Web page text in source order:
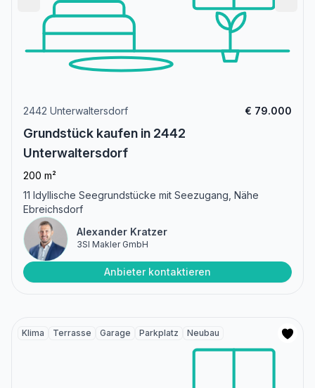
2442 Unterwaltersdorf € 79.000
Grundstück kaufen in 2442
Unterwaltersdorf
200 m²
11 Idyllische Seegrundstücke mit Seezugang, Nähe
Ebreichsdorf
Alexander Kratzer
3SI Makler GmbH
Anbieter kontaktieren
Klima Terrasse Garage Parkplatz Neubau